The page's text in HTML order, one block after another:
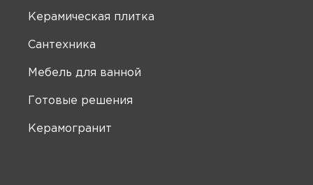
Керамическая плитка
Сантехника
Мебель для ванной
Готовые решения
Керамогранит